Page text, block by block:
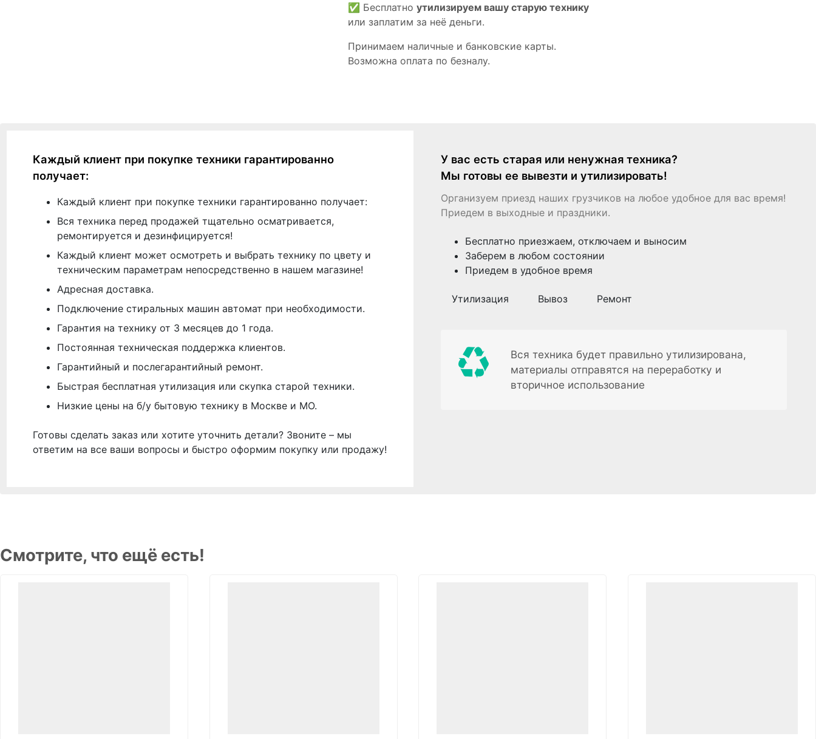
✅ Бесплатно утилизируем вашу старую технику
или заплатим за неё деньги.
Принимаем наличные и банковские карты.
Возможна оплата по безналу.
Каждый клиент при покупке техники гарантированно
получает:
Каждый клиент при покупке техники гарантированно получает:
Вся техника перед продажей тщательно осматривается,
ремонтируется и дезинфицируется!
Каждый клиент может осмотреть и выбрать технику по цвету и
техническим параметрам непосредственно в нашем магазине!
Адресная доставка.
Подключение стиральных машин автомат при необходимости.
Гарантия на технику от 3 месяцев до 1 года.
Постоянная техническая поддержка клиентов.
Гарантийный и послегарантийный ремонт.
Быстрая бесплатная утилизация или скупка старой техники.
Низкие цены на б/у бытовую технику в Москве и МО.
Готовы сделать заказ или хотите уточнить детали? Звоните – мы
ответим на все ваши вопросы и быстро оформим покупку или продажу!
У вас есть старая или ненужная техника?
Мы готовы ее вывезти и утилизировать!
Организуем приезд наших грузчиков на любое удобное для вас время!
Приедем в выходные и праздники.
Бесплатно приезжаем, отключаем и выносим
Заберем в любом состоянии
Приедем в удобное время
Утилизация Вывоз Ремонт
Вся техника будет правильно утилизирована,
материалы отправятся на переработку и
вторичное использование
Смотрите, что ещё есть!